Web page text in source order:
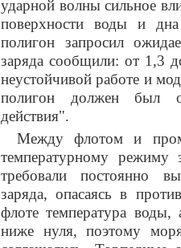
ударной волны сильное
поверхности воды и
полигон запросил
заряда сообщили: от 1,3
неустойчивой работе и
полигон должен был
действия".
Между флотом и
температурному режиму
требовали постоянно
заряда, опасаясь в
флоте температура воды,
ниже нуля, поэтому